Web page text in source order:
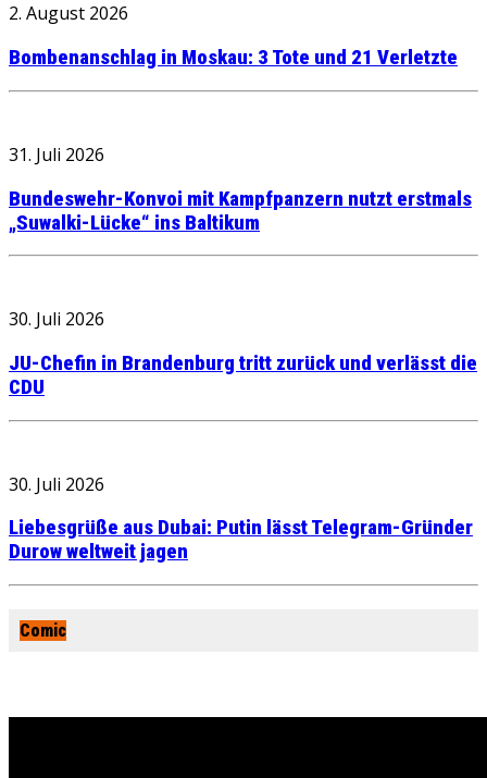
2. August 2026
Bombenanschlag in Moskau: 3 Tote und 21 Verletzte
31. Juli 2026
Bundeswehr-Konvoi mit Kampfpanzern nutzt erstmals
„Suwalki-Lücke“ ins Baltikum
30. Juli 2026
JU-Chefin in Brandenburg tritt zurück und verlässt die
CDU
30. Juli 2026
Liebesgrüße aus Dubai: Putin lässt Telegram-Gründer
Durow weltweit jagen
Comic